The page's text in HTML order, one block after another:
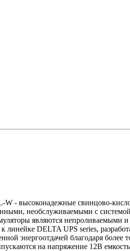
- высоконадежные свинцово-
необслуживаемыми с
являются непроливаемыми
линейке DELTA UPS series,
энергоотдачей благодаря
на напряжение 12В